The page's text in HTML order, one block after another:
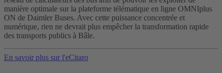
manière optimale sur la plateforme télématique en ligne OMNIplus
ON de Daimler Buses. Avec cette puissance concentrée et
numérique, rien ne devrait plus empêcher la transformation rapide
des transports publics à Bâle.
En savoir plus sur l'eCitaro